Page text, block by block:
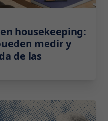
housekeeping:
medir y
de las